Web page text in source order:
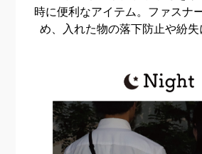
時に便利なアイテム。 ファスナ
め、入れた物の落下防止や紛失